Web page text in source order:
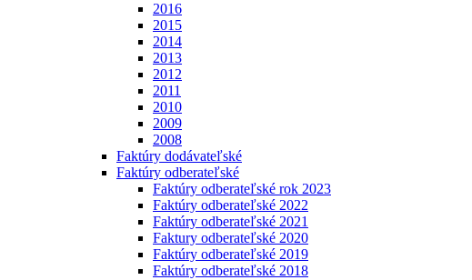
2016
2015
2014
2013
2012
2011
2010
2009
2008
Faktúry dodávateľské
Faktúry odberateľské
Faktúry odberateľské rok 2023
Faktúry odberateľské 2022
Faktúry odberateľské 2021
Faktury odberateľské 2020
Faktúry odberateľské 2019
Faktúry odberateľské 2018